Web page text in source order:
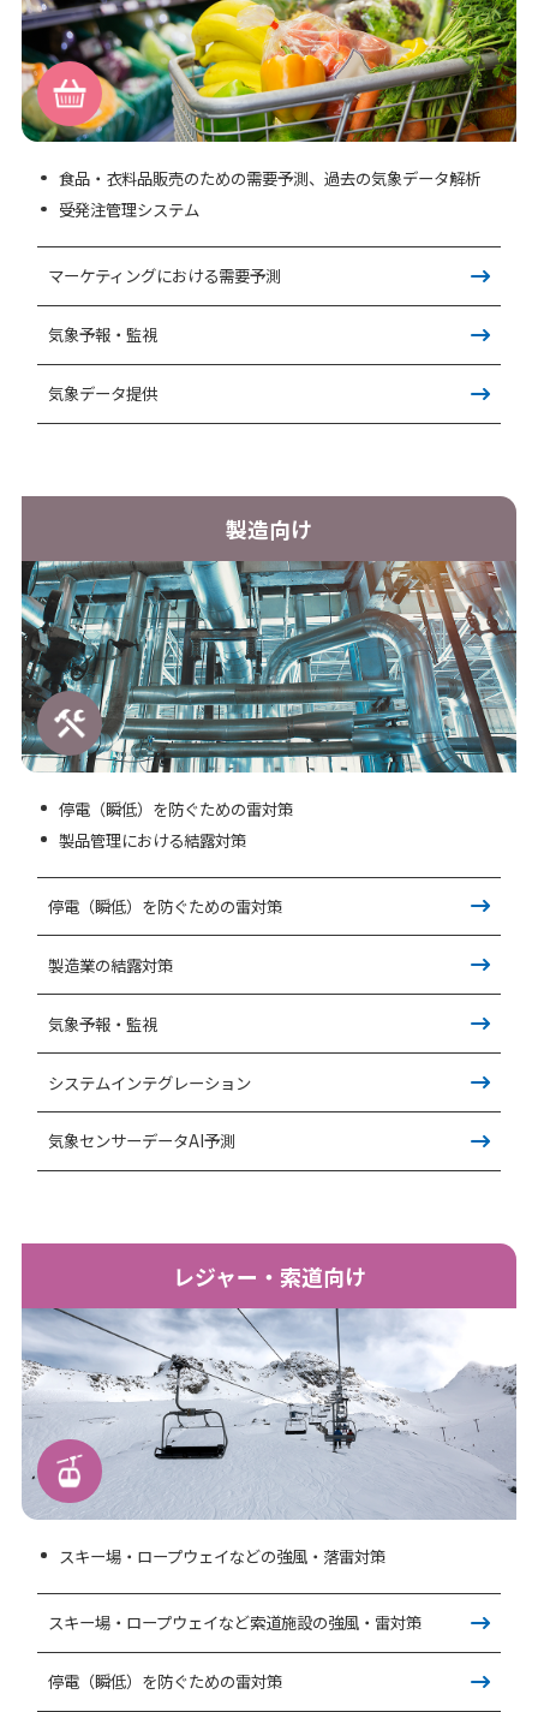
食品・衣料品販売のための需要予測、過去の気象データ解析
受発注管理システム
マーケティングにおける需要予測
気象予報・監視
気象データ提供
製造向け
停電（瞬低）を防ぐための雷対策
製品管理における結露対策
停電（瞬低）を防ぐための雷対策
製造業の結露対策
気象予報・監視
システムインテグレーション
気象センサーデータAI予測
レジャー・索道向け
スキー場・ロープウェイなどの強風・落雷対策
スキー場・ロープウェイなど索道施設の強風・雷対策
停電（瞬低）を防ぐための雷対策